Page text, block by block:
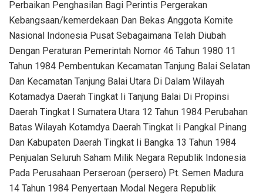
Perbaikan Penghasilan Bagi Perintis Pergerakan
Kebangsaan/kemerdekaan Dan Bekas Anggota Komite
Nasional Indonesia Pusat Sebagaimana Telah Diubah
Dengan Peraturan Pemerintah Nomor 46 Tahun 1980 11
Tahun 1984 Pembentukan Kecamatan Tanjung Balai Selatan
Dan Kecamatan Tanjung Balai Utara Di Dalam Wilayah
Kotamadya Daerah Tingkat Ii Tanjung Balai Di Propinsi
Daerah Tingkat I Sumatera Utara 12 Tahun 1984 Perubahan
Batas Wilayah Kotamdya Daerah Tingkat Ii Pangkal Pinang
Dan Kabupaten Daerah Tingkat Ii Bangka 13 Tahun 1984
Penjualan Seluruh Saham Milik Negara Republik Indonesia
Pada Perusahaan Perseroan (persero) Pt. Semen Madura
14 Tahun 1984 Penyertaan Modal Negera Republik